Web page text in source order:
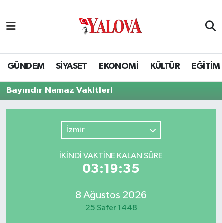
GÜNDEM SİYASET EKONOMİ KÜLTÜR EĞİTİM
Bayındır Namaz Vakitleri
İzmir
İKINDI VAKTİNE KALAN SÜRE
03:19:35
8 Ağustos 2026
25 Safer 1448
SİYASET
EKONOMİ
BİLİM VE TEKNOLOJİ
Yalova Nöbetçi Eczaneler
Yalova Hava Durumu
Yalova Namaz Vakitleri
Puan Durumu ve Fikstür
Tüm Manşetler